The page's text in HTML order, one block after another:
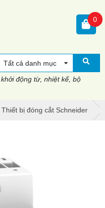
Tất cả danh mục
động từ, nhiệt kế, bộ
0
Thiết bị đóng cắt Schneider